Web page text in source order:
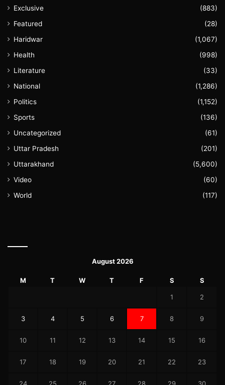
Exclusive
(883)
Featured
(28)
Haridwar
(1,067)
Health
(998)
Literature
(33)
National
(1,286)
Politics
(1,152)
Sports
(136)
Uncategorized
(61)
Uttar Pradesh
(201)
Uttarakhand
(5,600)
Video
(60)
World
(117)
August 2026
M T W T F S S
1 2
3 4 5 6 7 8 9
10 11 12 13 14 15 16
17 18 19 20 21 22 23
24 25 26 27 28 29 30